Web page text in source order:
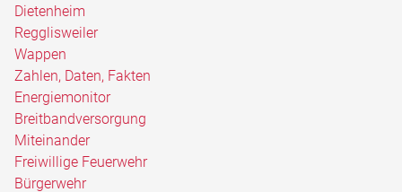
Dietenheim
Regglisweiler
Wappen
Zahlen, Daten, Fakten
Energiemonitor
Breitbandversorgung
Miteinander
Freiwillige Feuerwehr
Bürgerwehr